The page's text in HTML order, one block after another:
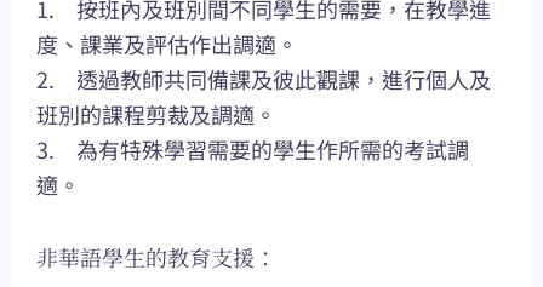
1. 按班內及班別間不同學生的需要，在教學進
度、課業及評估作出調適。
2. 透過教師共同備課及彼此觀課，進行個人及
班別的課程剪裁及調適。
3. 為有特殊學習需要的學生作所需的考試調
適。
非華語學生的教育支援：